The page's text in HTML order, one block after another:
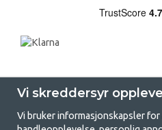
Vi skreddersyr
Vi bruker informasjonskapsler for